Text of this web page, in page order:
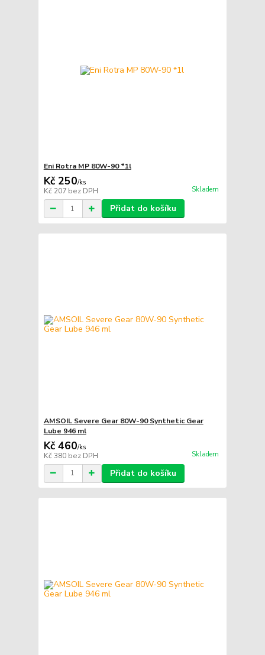
Eni Rotra MP 80W-90 *1l
Kč 250/ks
Kč 207 bez DPH Skladem
Přidat do košíku
AMSOIL Severe Gear 80W-90 Synthetic Gear
Lube 946 ml
Kč 460/ks
Kč 380 bez DPH Skladem
Přidat do košíku